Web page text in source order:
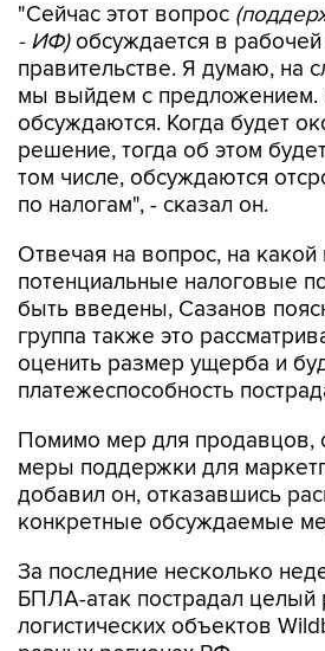
"Сейчас этот вопрос
- ИФ)обсуждается в рабочей
правительстве. Я думаю, на
мы выйдем с
обсуждаются. Когда будет
решение, тогда об этом
том числе, обсуждаются
по налогам", - сказал он.
Отвечая на вопрос, на какой
потенциальные налоговые
быть введены, Сазанов
группа также это
оценить размер ущерба и
платежеспособность
Помимо мер для продавцов,
меры поддержки для
добавил он, отказавшись
конкретные обсуждаемые
За последние несколько
БПЛА-атак пострадал целый
логистических объектов